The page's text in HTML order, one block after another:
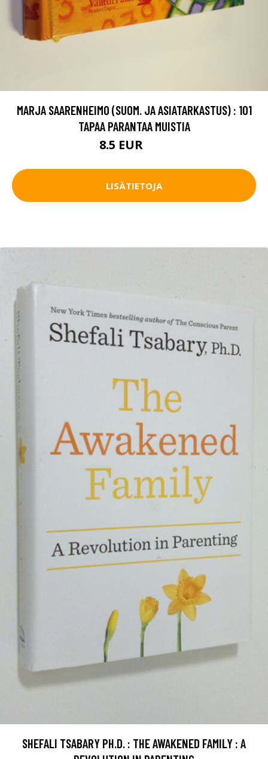
MARJA SAARENHEIMO (SUOM. JA ASIATARKASTUS) : 101
TAPAA PARANTAA MUISTIA
8.5 EUR
LISÄTIETOJA
SHEFALI TSABARY PH.D. : THE AWAKENED FAMILY : A